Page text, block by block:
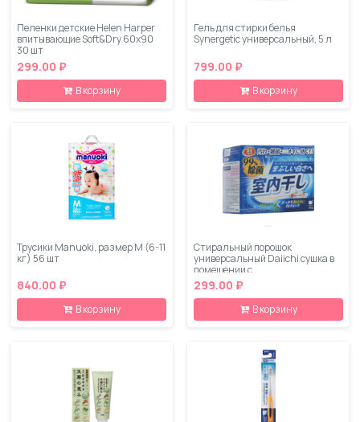
Пеленки детские Helen Harper
впитывающие Soft&Dry 60x90
30 шт
299.00 ₽
В корзину
Гель для стирки белья
Synergetic универсальный, 5 л
799.00 ₽
В корзину
Трусики Manuoki, размер М (6-11
кг) 56 шт
840.00 ₽
В корзину
Стиральный порошок
универсальный Daiichi сушка в
помещении с
антибактериальным эффектом
900 г
299.00 ₽
В корзину